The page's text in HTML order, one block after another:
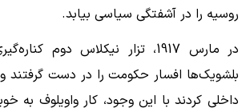
روسیه را در آشفتگی سیاسی بیابد.
در مارس 1917، تزار نیکلاس دوم
بلشویک‌ها افسار حکومت را در دست گرفتند
داخلی کردند با این وجود، کار واویلوف به